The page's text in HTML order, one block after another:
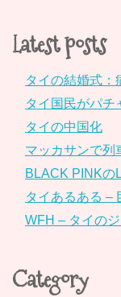
Latest posts
タイの結婚式：
タイ国民がパチ
タイの中国化
マッカサンで列
BLACK PINKの
タイあるある –
WFH – タイの
Category